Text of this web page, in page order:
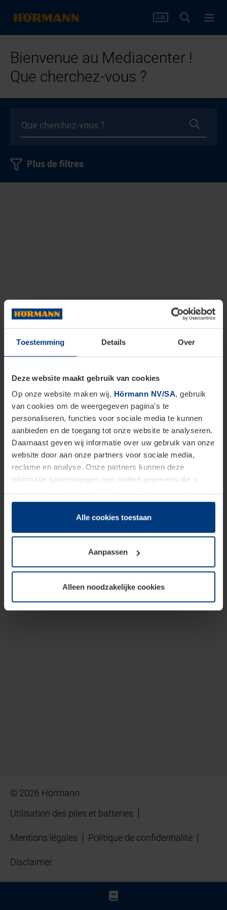
Toestemming Details Over
Deze website maakt gebruik van cookies
Op onze website maken wij, Hörmann NV/SA, gebruik
van cookies om de weergegeven pagina's te
personaliseren, functies voor sociale media te kunnen
aanbieden en de toegang tot onze website te analyseren.
Daarnaast geven wij informatie over uw gebruik van onze
website door aan onze partners voor sociale media,
reclame en analyse. Onze partners kunnen deze
informatie samenvoegen met andere gegevens die u
hun diensten hebben verzameld.
Juridisch hebben wij het recht om cookies op uw
van deze pagina's absoluut vereist is. Voor alle andere
soorten cookies is uw toestemming benodigd. Uw
toestemming kunt u op elk moment bij de uitleg van de
wijzigen of herroepen.
Alle cookies toestaan
Aanpassen
Alleen noodzakelijke cookies
Bienvenue au Mediacenter !
Que cherchez-vous ?
Plus de filtres
© 2026 Hörmann
Utilisation des piles et batteries
Mentions légales Politique de confidentialité
Disclaimer